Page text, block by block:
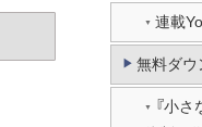
連載
無料ダウ
『小